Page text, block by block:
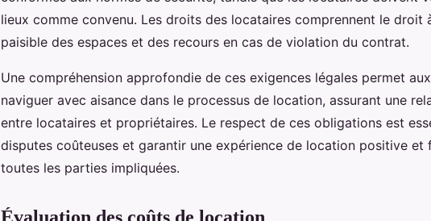
lieux comme convenu. Les droits des locataires comprennent le droit
paisible des espaces et des recours en cas de violation du contrat.
Une compréhension approfondie de ces exigences légales permet
naviguer avec aisance dans le processus de location, assurant une
entre locataires et propriétaires. Le respect de ces obligations est
disputes coûteuses et garantir une expérience de location positive et
toutes les parties impliquées.